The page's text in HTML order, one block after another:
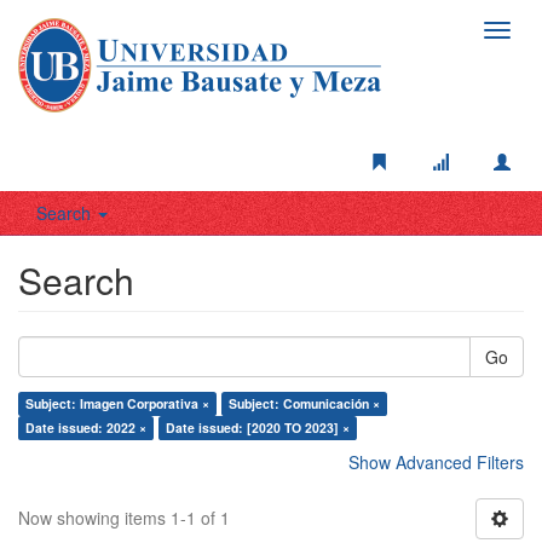
Search
Search
Go
Subject: Imagen Corporativa ×
Subject: Comunicación ×
Date issued: 2022 ×
Date issued: [2020 TO 2023] ×
Show Advanced Filters
Now showing items 1-1 of 1